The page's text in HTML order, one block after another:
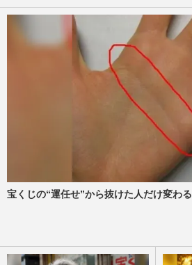
宝くじの“運任せ”から抜けた人だけ変わる